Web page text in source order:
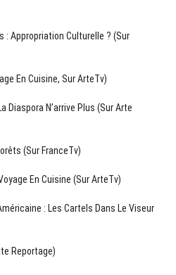
: Appropriation Culturelle ? (sur
En Cuisine, Sur ArteTv)
Diaspora N’arrive Plus (sur Arte
(sur FranceTv)
En Cuisine (sur ArteTv)
: Les Cartels Dans Le Viseur
Reportage)